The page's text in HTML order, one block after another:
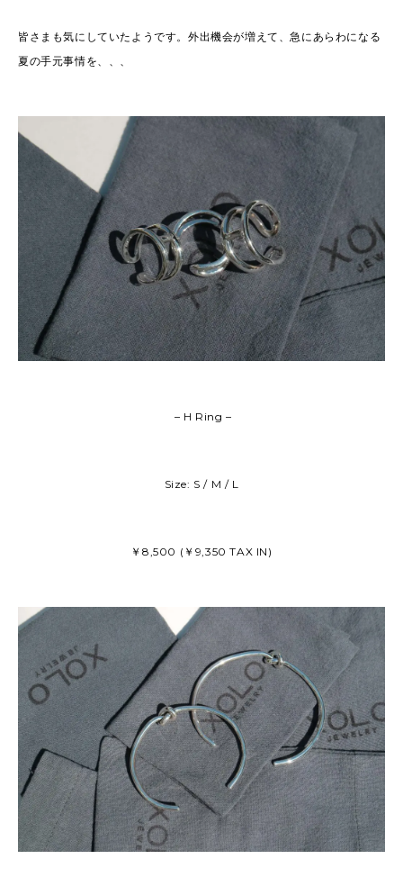
皆さまも気にしていたようです。外出機会が増えて、急にあらわになる
夏の手元事情を、、、
– H Ring –
Size: S / M / L
￥8,500 (￥9,350 TAX IN)